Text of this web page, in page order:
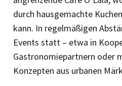
durch hausgemachte
kann. In regelmäßigen
Events statt – etwa in
Gastronomiepartnern oder
Konzepten aus urbanen